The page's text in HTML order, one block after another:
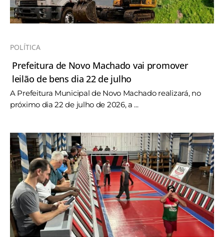
POLÍTICA
Prefeitura de Novo Machado vai promover
leilão de bens dia 22 de julho
A Prefeitura Municipal de Novo Machado realizará, no
próximo dia 22 de julho de 2026, a ...